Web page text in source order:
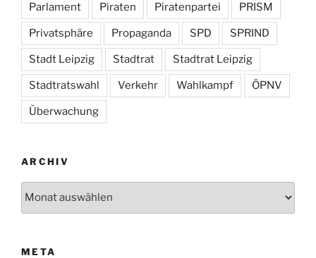
Parlament Piraten Piratenpartei PRISM
Privatsphäre Propaganda SPD SPRIND
Stadt Leipzig Stadtrat Stadtrat Leipzig
Stadtratswahl Verkehr Wahlkampf ÖPNV
Überwachung
ARCHIV
META